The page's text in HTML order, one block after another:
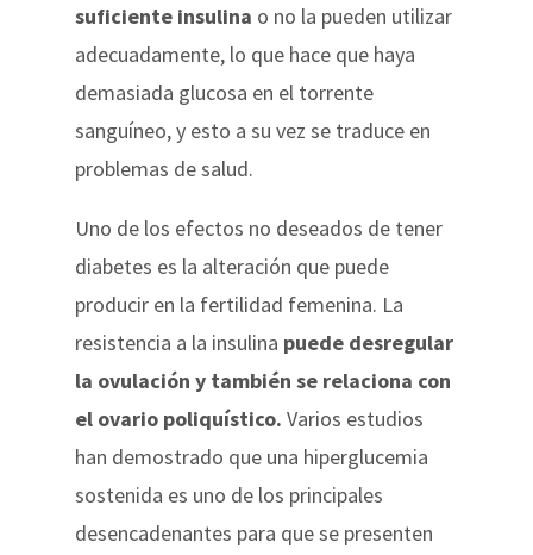
suficiente insulina o no la pueden utilizar
adecuadamente, lo que hace que haya
demasiada glucosa en el torrente
sanguíneo, y esto a su vez se traduce en
problemas de salud.
Uno de los efectos no deseados de tener
diabetes es la alteración que puede
producir en la fertilidad femenina. La
resistencia a la insulina puede desregular
la ovulación y también se relaciona con
el ovario poliquístico. Varios estudios
han demostrado que una hiperglucemia
sostenida es uno de los principales
desencadenantes para que se presenten